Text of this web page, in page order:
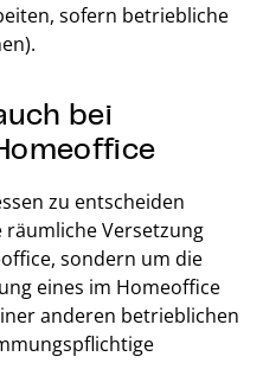
sofern betriebliche
bei
zu entscheiden
räumliche Versetzung
sondern um die
eines im Homeoffice
anderen betrieblichen